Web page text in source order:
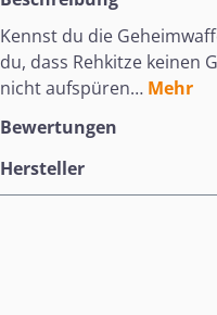
Kennst du die
du, dass Rehkitze keinen
nicht aufspüren… Mehr
Bewertungen
Hersteller